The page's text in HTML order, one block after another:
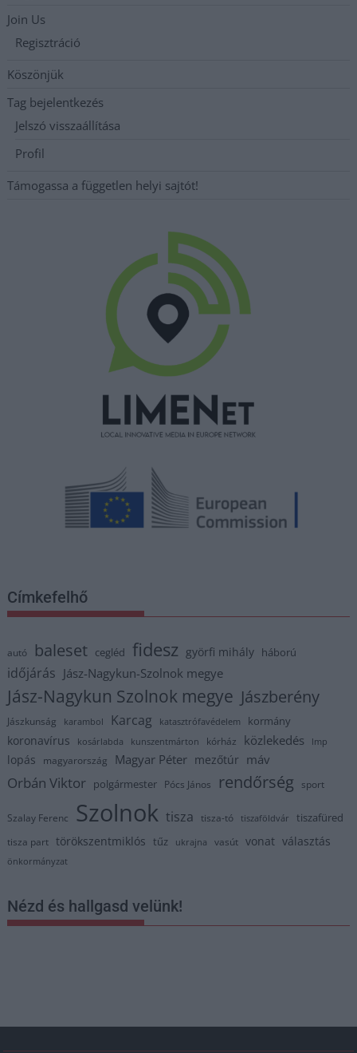
Join Us
Regisztráció
Köszönjük
Tag bejelentkezés
Jelszó visszaállítása
Profil
Támogassa a független helyi sajtót!
Címkefelhő
autó baleset cegléd fidesz györfi mihály háború
időjárás Jász-Nagykun-Szolnok megye
Jász-Nagykun Szolnok megye Jászberény
Jászkunság karambol Karcag katasztrófavédelem kormány
koronavírus kosárlabda kunszentmárton kórház közlekedés lmp
lopás magyarország Magyar Péter mezőtúr máv
Orbán Viktor polgármester Pócs János rendőrség sport
Szalay Ferenc Szolnok tisza tisza-tó tiszaföldvár tiszafüred
tisza part törökszentmiklós tűz ukrajna vasút vonat választás
önkormányzat
Nézd és hallgasd velünk!